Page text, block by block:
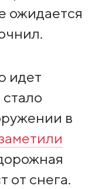
ожидается
идет
в
от снега.